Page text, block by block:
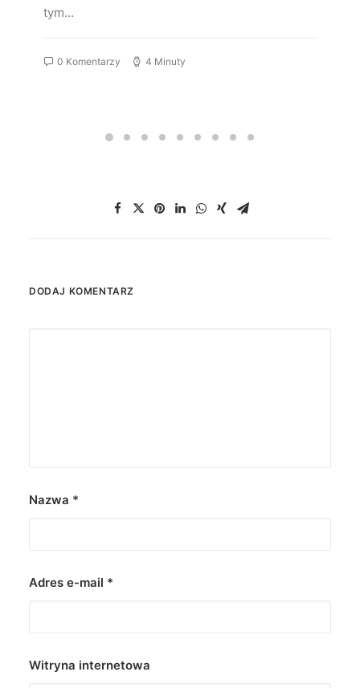
tym…
0 Komentarzy 4 Minuty
DODAJ KOMENTARZ
Nazwa *
Adres e-mail *
Witryna internetowa